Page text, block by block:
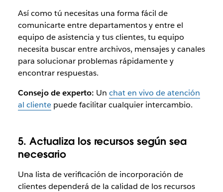
Así como tú necesitas una forma fácil de
comunicarte entre departamentos y entre el
equipo de asistencia y tus clientes, tu equipo
necesita buscar entre archivos, mensajes y canales
para solucionar problemas rápidamente y
encontrar respuestas.
Consejo de experto: Un chat en vivo de atención
al clientepuede facilitar cualquier intercambio.
5. Actualiza los recursos según sea
necesario
Una lista de verificación de incorporación de
clientes dependerá de la calidad de los recursos